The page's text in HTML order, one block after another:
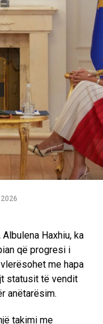
Haxhiu, ka
që progresi i
me hapa
statusit të vendit
anëtarësim.
takimi me